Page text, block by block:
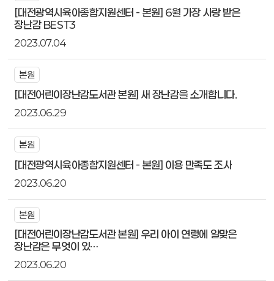
[대전광역시육아종합지원센터 - 본원] 6월 가장 사랑 받은
장난감 BEST3
2023.07.04
본원
[대전어린이장난감도서관 본원] 새 장난감을 소개합니다.
2023.06.29
본원
[대전광역시육아종합지원센터 - 본원] 이용 만족도 조사
2023.06.20
본원
[대전어린이장난감도서관 본원] 우리 아이 연령에 알맞은
장난감은 무엇이 있…
2023.06.20